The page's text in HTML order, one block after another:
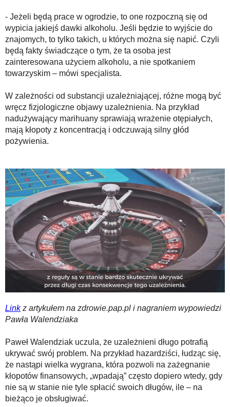
Z internetem za pan brat
Bezpiecznie i w zgodzie z prawem
- Jeżeli będą prace w ogrodzie, to one rozpoczną się od
wypicia jakiejś dawki alkoholu. Jeśli będzie to wyjście do
znajomych, to tylko takich, u których można się napić. Czyli
będą fakty świadczące o tym, że ta osoba jest
zainteresowana użyciem alkoholu, a nie spotkaniem
towarzyskim – mówi specjalista.
W zależności od substancji uzależniającej, różne mogą być
wręcz fizjologiczne objawy uzależnienia. Na przykład
nadużywający marihuany sprawiają wrażenie otępiałych,
mają kłopoty z koncentracją i odczuwają silny głód
pożywienia.
Linkz artykułem na zdrowie.pap.pl i nagraniem wypowiedzi
Pawła Walendziaka
Paweł Walendziak uczula, że uzależnieni długo potrafią
ukrywać swój problem. Na przykład hazardziści, łudząc się,
że nastąpi wielka wygrana, która pozwoli na zażegnanie
kłopotów finansowych, „wpadają” często dopiero wtedy, gdy
nie są w stanie nie tyle spłacić swoich długów, ile – na
bieżąco je obsługiwać.